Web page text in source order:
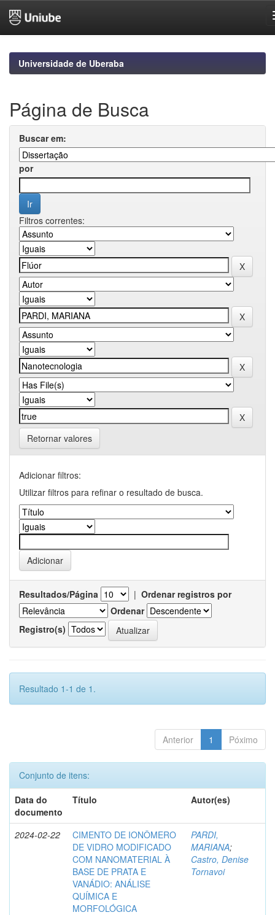
navigationUniversidade de Uberaba
Página de Busca
Buscar em:
por
Filtros correntes:
Retornar valores
Adicionar filtros:
Utilizar filtros para refinar o resultado de busca.
Resultados/Página | Ordenar registros por
Ordenar
Registro(s)
Resultado 1-1 de 1.
Anterior 1 Póximo
Conjunto de itens:
Data do
documento
Título Autor(es)
2024-02-22
CIMENTO DE IONÔMERO
DE VIDRO MODIFICADO
COM NANOMATERIAL À
BASE DE PRATA E
VANÁDIO: ANÁLISE
QUÍMICA E
MORFOLÓGICA
PARDI,
MARIANA;
Castro, Denise
Tornavoi